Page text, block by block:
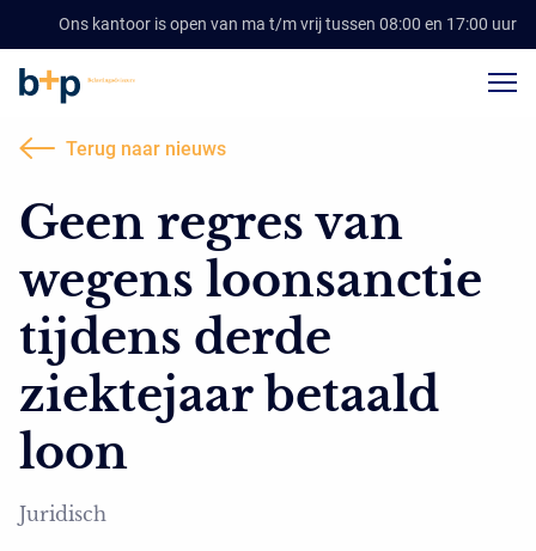
Ons kantoor is open van ma t/m vrij tussen 08:00 en 17:00 uur
Terug naar nieuws
Geen regres van
wegens loonsanctie
tijdens derde
ziektejaar betaald
loon
Juridisch